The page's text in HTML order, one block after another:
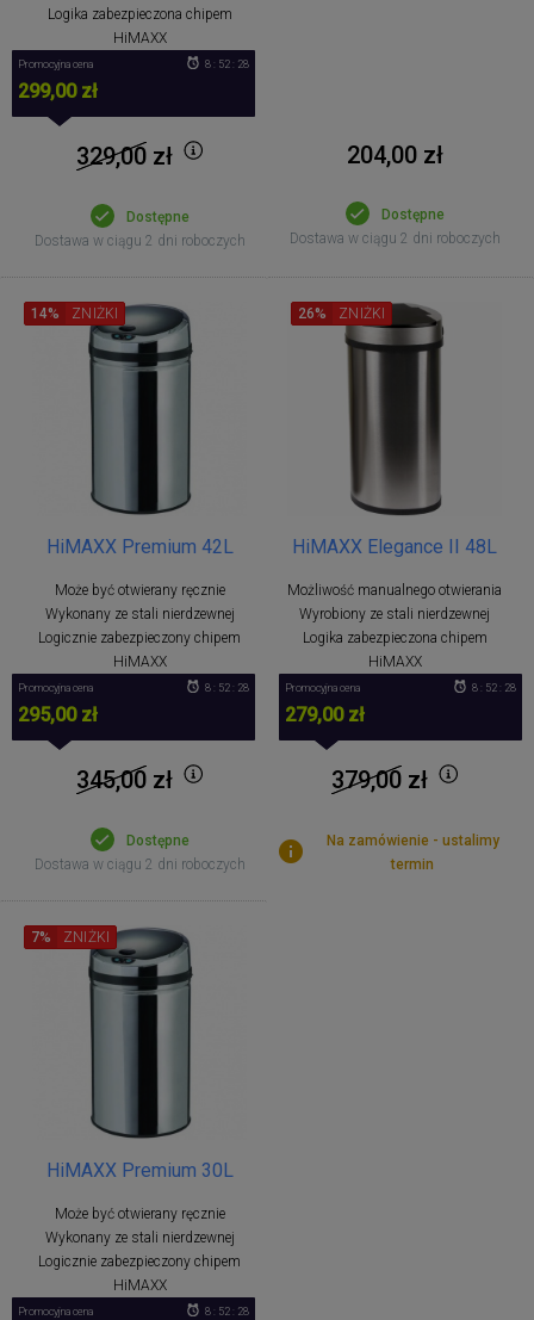
Logika zabezpieczona chipem
HiMAXX
Promocyjna cena
299,00 zł
8 : 52 : 28
329,00zł
Dostępne
Dostawa w ciągu 2 dni roboczych
204,00 zł
Dostępne
Dostawa w ciągu 2 dni roboczych
HiMAXX Premium 42L
Może być otwierany ręcznie
Wykonany ze stali nierdzewnej
Logicznie zabezpieczony chipem
HiMAXX
14% ZNIŻKI
Promocyjna cena
295,00 zł
8 : 52 : 28
345,00zł
Dostępne
Dostawa w ciągu 2 dni roboczych
HiMAXX Elegance II 48L
Możliwość manualnego otwierania
Wyrobiony ze stali nierdzewnej
Logika zabezpieczona chipem
HiMAXX
26% ZNIŻKI
Promocyjna cena
279,00 zł
8 : 52 : 28
379,00zł
Na zamówienie - ustalimy
termin
HiMAXX Premium 30L
Może być otwierany ręcznie
Wykonany ze stali nierdzewnej
Logicznie zabezpieczony chipem
HiMAXX
7% ZNIŻKI
Promocyjna cena 8 : 52 : 28